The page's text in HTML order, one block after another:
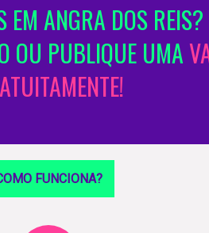
EM ANGRA DOS REIS?
OU PUBLIQUE UMA
FUNCIONA?